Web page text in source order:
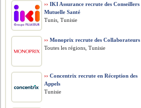
›› IKI Assurance recrute des Conseillers
Mutuelle Santé
Tunis, Tunisie
›› Monoprix recrute des Collaborateurs
Toutes les régions, Tunisie
›› Concentrix recrute en Réception des
Appels
Tunisie